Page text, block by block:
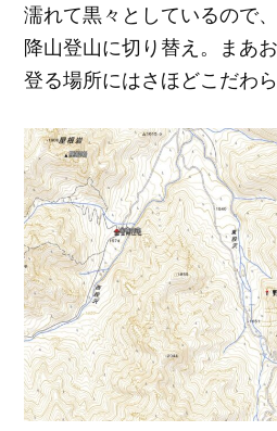
濡れて黒々としているので
降山登山に切り替え。まあ
登る場所にはさほどこだわら